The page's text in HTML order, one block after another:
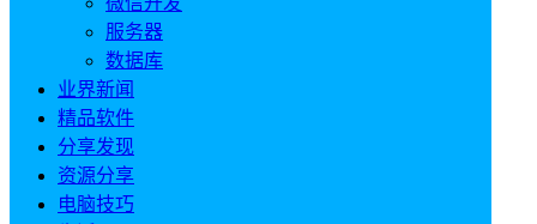
服务器
数据库
业界新闻
精品软件
分享发现
资源分享
电脑技巧